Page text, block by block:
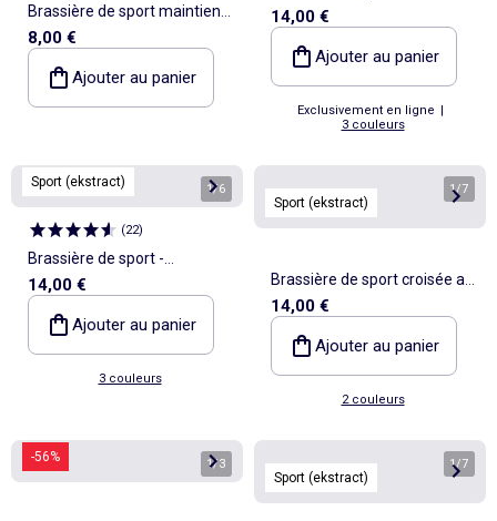
Brassière de sport maintien
léger - (ekstract)
8,00 €
Ajouter au panier
(ekstract)
14,00 €
Ajouter au panier
Exclusivement en ligne |
3 couleurs
Sport (ekstract) 1/6
(22)
Brassière de sport -
(ekstract)
14,00 €
Ajouter au panier
3 couleurs
Sport (ekstract)
1/7
Brassière de sport croisée au
dos maintien moyen -
(ekstract)
14,00 €
Ajouter au panier
2 couleurs
-56% 1/3
Sport (ekstract)
1/7